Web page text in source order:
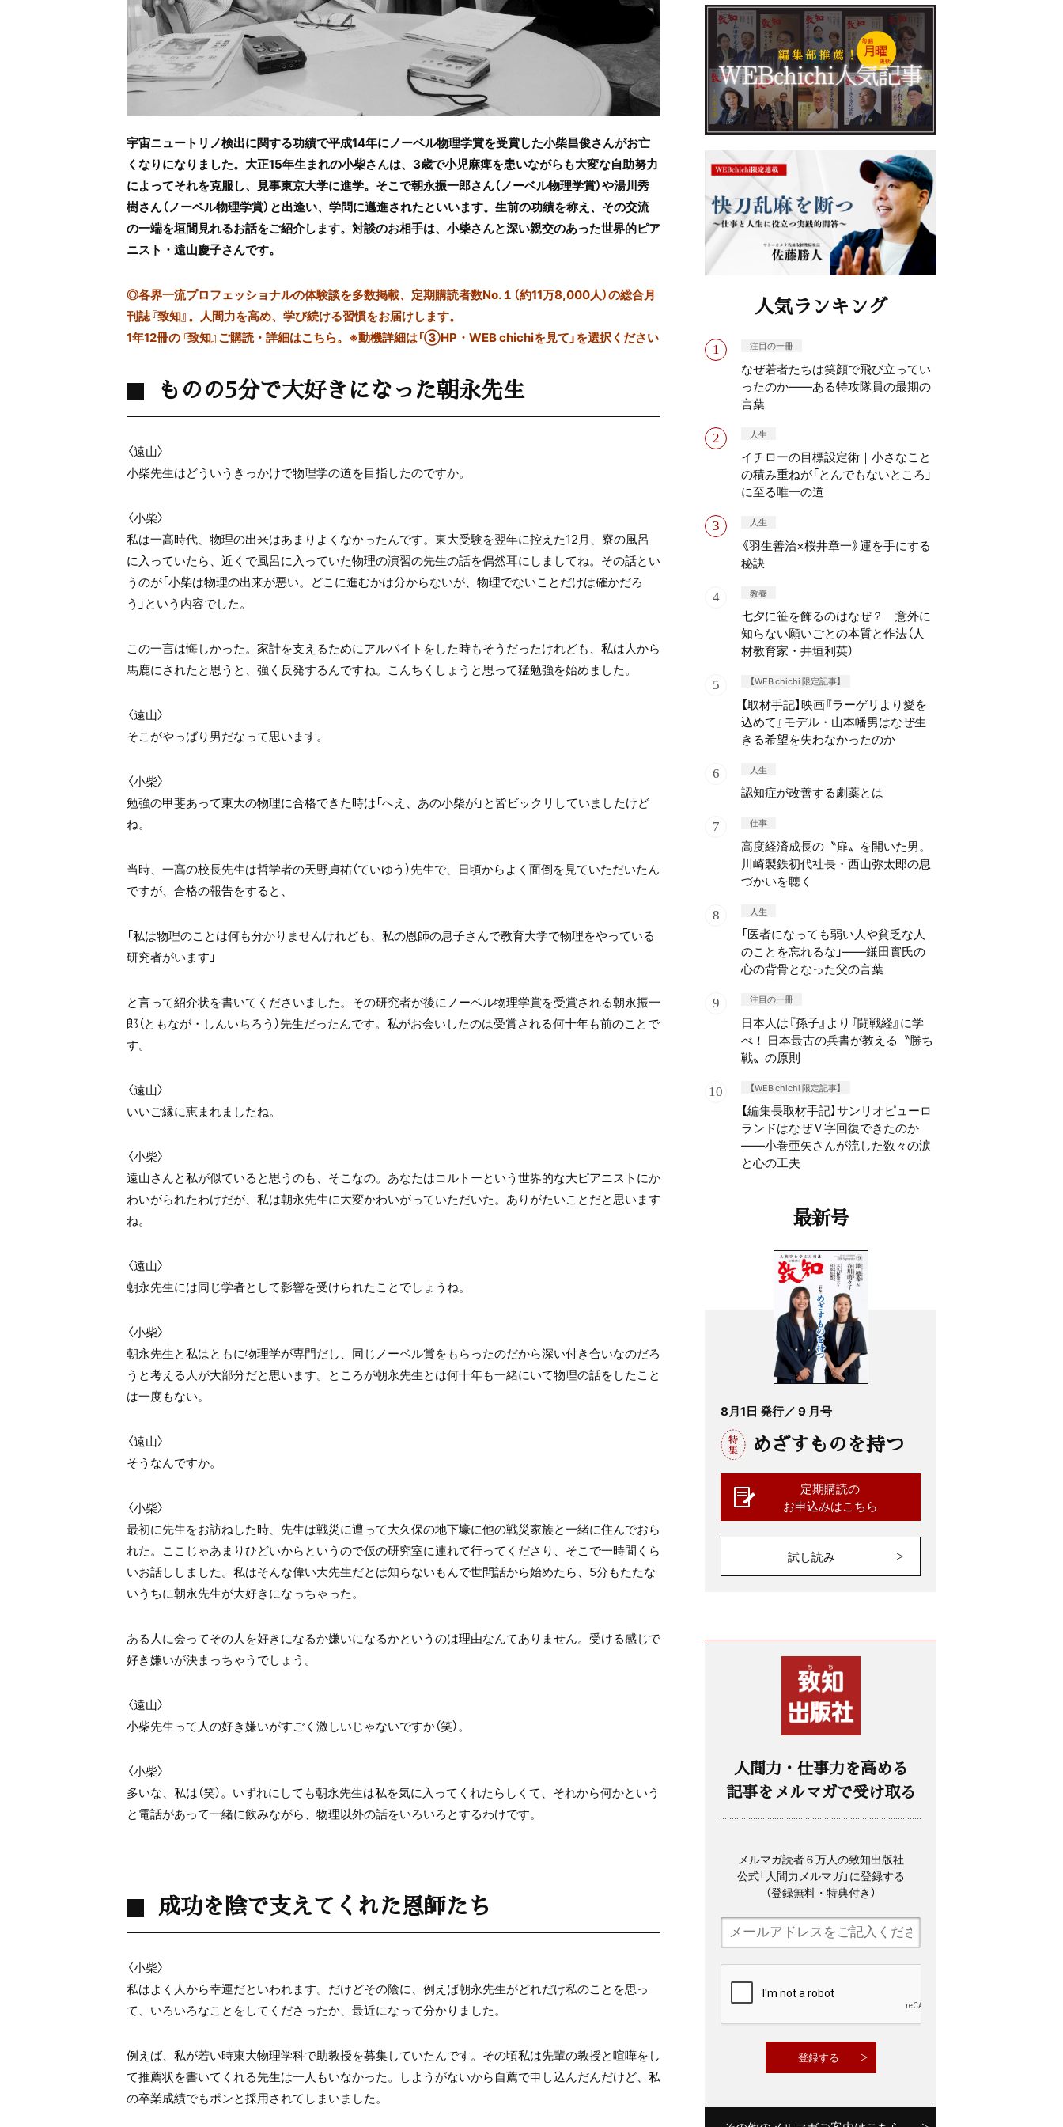
宇宙ニュートリノ検出に関する功績で平成14年にノーベル物理学賞を受賞した小柴昌俊さんがお亡
くなりになりました。大正15年生まれの小柴さんは、3歳で小児麻痺を患いながらも大変な自助努力
によってそれを克服し、見事東京大学に進学。そこで朝永振一郎さん（ノーベル物理学賞）や湯川秀
樹さん（ノーベル物理学賞）と出逢い、学問に邁進されたといいます。生前の功績を称え、その交流
の一端を垣間見れるお話をご紹介します。対談のお相手は、小柴さんと深い親交のあった世界的ピア
ニスト・遠山慶子さんです。
◎各界一流プロフェッショナルの体験談を多数掲載、定期購読者数No.１（約11万8,000人）の総合月
刊誌『致知』。人間力を高め、学び続ける習慣をお届けします。
1年12冊の『致知』ご購読・詳細はこちら。 ※動機詳細は「③HP・WEB chichiを見て」を選択ください
ものの5分で大好きになった朝永先生
〈遠山〉
小柴先生はどういうきっかけで物理学の道を目指したのですか。
〈小柴〉
私は一高時代、物理の出来はあまりよくなかったんです。東大受験を翌年に控えた12月、寮の風呂
に入っていたら、近くで風呂に入っていた物理の演習の先生の話を偶然耳にしましてね。その話とい
うのが「小柴は物理の出来が悪い。どこに進むかは分からないが、物理でないことだけは確かだろ
う」という内容でした。
この一言は悔しかった。家計を支えるためにアルバイトをした時もそうだったけれども、私は人から
馬鹿にされたと思うと、強く反発するんですね。こんちくしょうと思って猛勉強を始めました。
〈遠山〉
そこがやっばり男だなって思います。
〈小柴〉
勉強の甲斐あって東大の物理に合格できた時は「へえ、あの小柴が」と皆ビックリしていましたけど
ね。
当時、一高の校長先生は哲学者の天野貞祐（ていゆう）先生で、日頃からよく面倒を見ていただいたん
ですが、合格の報告をすると、
「私は物理のことは何も分かりませんけれども、私の恩師の息子さんで教育大学で物理をやっている
研究者がいます」
と言って紹介状を書いてくださいました。その研究者が後にノーベル物理学賞を受賞される朝永振一
郎（ともなが・しんいちろう）先生だったんです。私がお会いしたのは受賞される何十年も前のことで
す。
〈遠山〉
いいご縁に恵まれましたね。
〈小柴〉
遠山さんと私が似ていると思うのも、そこなの。あなたはコルトーという世界的な大ピアニストにか
わいがられたわけだが、私は朝永先生に大変かわいがっていただいた。ありがたいことだと思います
ね。
〈遠山〉
朝永先生には同じ学者として影響を受けられたことでしょうね。
〈小柴〉
朝永先生と私はともに物理学が専門だし、同じノーベル賞をもらったのだから深い付き合いなのだろ
うと考える人が大部分だと思います。ところが朝永先生とは何十年も一緒にいて物理の話をしたこと
は一度もない。
〈遠山〉
そうなんですか。
〈小柴〉
最初に先生をお訪ねした時、先生は戦災に遭って大久保の地下壕に他の戦災家族と一緒に住んでおら
れた。ここじゃあまりひどいからというので仮の研究室に連れて行ってくださり、そこで一時間くら
いお話ししました。私はそんな偉い大先生だとは知らないもんで世間話から始めたら、5分もたたな
いうちに朝永先生が大好きになっちゃった。
ある人に会ってその人を好きになるか嫌いになるかというのは理由なんてありません。受ける感じで
好き嫌いが決まっちゃうでしょう。
〈遠山〉
小柴先生って人の好き嫌いがすごく激しいじゃないですか（笑）。
〈小柴〉
多いな、私は（笑）。いずれにしても朝永先生は私を気に入ってくれたらしくて、それから何かという
と電話があって一緒に飲みながら、物理以外の話をいろいろとするわけです。
成功を陰で支えてくれた恩師たち
〈小柴〉
私はよく人から幸運だといわれます。だけどその陰に、例えば朝永先生がどれだけ私のことを思っ
て、いろいろなことをしてくださったか、最近になって分かりました。
例えば、私が若い時東大物理学科で助教授を募集していたんです。その頃私は先輩の教授と喧嘩をし
て推薦状を書いてくれる先生は一人もいなかった。しようがないから自薦で申し込んだんだけど、私
の卒業成績でもポンと採用されてしまいました。
人気ランキング
注目の一冊
なぜ若者たちは笑顔で飛び立ってい
ったのか——ある特攻隊員の最期の
言葉
人生
イチローの目標設定術｜小さなこと
の積み重ねが「とんでもないところ」
に至る唯一の道
人生
《羽生善治×桜井章一》運を手にする
秘訣
教養
七夕に笹を飾るのはなぜ？ 意外に
知らない願いごとの本質と作法（人
材教育家・井垣利英）
【WEB chichi 限定記事】
【取材手記】映画『ラーゲリより愛を
込めて』モデル・山本幡男はなぜ生
きる希望を失わなかったのか
人生
認知症が改善する劇薬とは
仕事
高度経済成長の〝扉〟を開いた男。
川崎製鉄初代社長・西山弥太郎の息
づかいを聴く
人生
「医者になっても弱い人や貧乏な人
のことを忘れるな」——鎌田實氏の
心の背骨となった父の言葉
注目の一冊
日本人は『孫子』より『闘戦経』に学
べ！ 日本最古の兵書が教える〝勝ち
戦〟の原則
【WEB chichi 限定記事】
【編集長取材手記】サンリオピューロ
ランドはなぜＶ字回復できたのか
——小巻亜矢さんが流した数々の涙
と心の工夫
最新号
8月1日 発行／ 9 月号
めざすものを持つ
定期購読の
お申込みはこちら
試し読み
人間力・仕事力を高める
記事をメルマガで受け取る
メルマガ読者６万人の致知出版社
公式「人間力メルマガ」に登録する
（登録無料・特典付き）